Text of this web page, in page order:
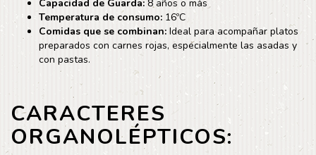
Capacidad de Guarda: 8 años o más
Temperatura de consumo: 16ºC
Comidas que se combinan: Ideal para acompañar platos
preparados con carnes rojas, especialmente las asadas y
con pastas.
CARACTERES
ORGANOLÉPTICOS: